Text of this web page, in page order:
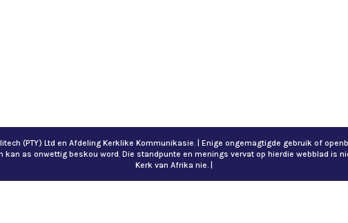
(PTY) Ltd en Afdeling Kerklike Kommunikasie. | Enige ongemagtigde gebruik of
kan as onwettig beskou word. Die standpunte en menings vervat op hierdie webblad is
Kerk van Afrika nie. |